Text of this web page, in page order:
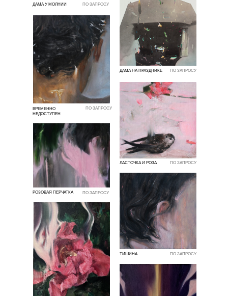
ДАМА НА ПРАЗДНИКЕ ПО ЗАПРОСУ
ДАМА У МОЛНИИ ПО ЗАПРОСУ
ТИШИНА
ПО ЗАПРОСУ
ЛАСТОЧКА И РОЗА
ПО ЗАПРОСУ
ВРЕМЕННО
НЕДОСТУПЕН
ПО ЗАПРОСУ
РОЗОВАЯ ПЕРЧАТКА
ПО ЗАПРОСУ